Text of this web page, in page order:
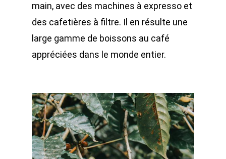
main, avec des machines à expresso et
des cafetières à filtre. Il en résulte une
large gamme de boissons au café
appréciées dans le monde entier.